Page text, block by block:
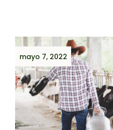
mayo 7, 2022